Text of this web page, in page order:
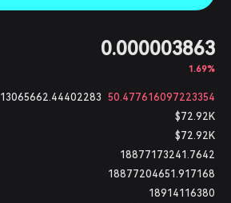
0.000003863
1.69%
13065662.44402283
50.477616097223354
$72.92K
$72.92K
18877173241.7642
18877204651.917168
18914116380